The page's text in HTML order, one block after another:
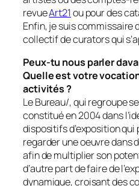
revueArt21ou pour des
Enfin, je suis commissaire
collectif de curators qui
Peux-tu nous parler
Quelle est votre
activités ?
Le Bureau/, qui regroupe
constitué en 2004 dans
dispositifs d’exposition
regarder une oeuvre
afin de multiplier son
d’autre part de faire de
dynamique, croisant des